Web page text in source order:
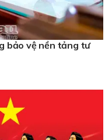
bảo vệ nền tảng tư